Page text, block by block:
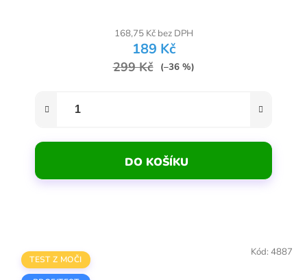
168,75 Kč bez DPH
189 Kč
299 Kč (–36 %)
DO KOŠÍKU
TEST Z MOČI
Kód: 4887